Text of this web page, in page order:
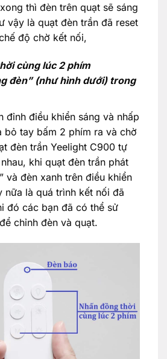
thì đèn trên quạt sẽ sáng
vậy là quạt đèn trần đã reset
độ chờ kết nối,
cùng lúc 2 phím
đèn” (như hình dưới) trong
đỉnh điều khiển sáng và nhấp
bỏ tay bấm 2 phím ra và chờ
đèn trần Yeelight C900 tự
khi quạt đèn trần phát
và đèn xanh trên điều khiển
nữa là quá trình kết nối đã
đó các bạn đã có thể sử
chỉnh đèn và quạt.